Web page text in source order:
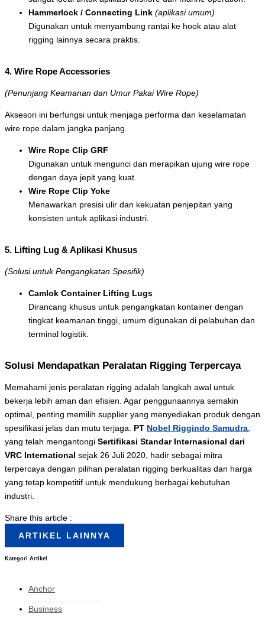
Hammerlock / Connecting Link (aplikasi umum)
Digunakan untuk menyambung rantai ke hook atau alat
rigging lainnya secara praktis.
4. Wire Rope Accessories
(Penunjang Keamanan dan Umur Pakai Wire Rope)
Aksesori ini berfungsi untuk menjaga performa dan keselamatan
wire rope dalam jangka panjang.
Wire Rope Clip GRF
Digunakan untuk mengunci dan merapikan ujung wire rope
dengan daya jepit yang kuat.
Wire Rope Clip Yoke
Menawarkan presisi ulir dan kekuatan penjepitan yang
konsisten untuk aplikasi industri.
5. Lifting Lug & Aplikasi Khusus
(Solusi untuk Pengangkatan Spesifik)
Camlok Container Lifting Lugs
Dirancang khusus untuk pengangkatan kontainer dengan
tingkat keamanan tinggi, umum digunakan di pelabuhan dan
terminal logistik.
Solusi Mendapatkan Peralatan Rigging Terpercaya
Memahami jenis peralatan rigging adalah langkah awal untuk
bekerja lebih aman dan efisien. Agar penggunaannya semakin
optimal, penting memilih supplier yang menyediakan produk dengan
spesifikasi jelas dan mutu terjaga. PT Nobel Riggindo Samudra
yang telah mengantongi Sertifikasi Standar Internasional dari
VRC International sejak 26 Juli 2020, hadir sebagai mitra
terpercaya dengan pilihan peralatan rigging berkualitas dan harga
yang tetap kompetitif untuk mendukung berbagai kebutuhan
industri.
Share this article :
ARTIKEL LAINNYA
Kategori Artikel
Anchor
Business